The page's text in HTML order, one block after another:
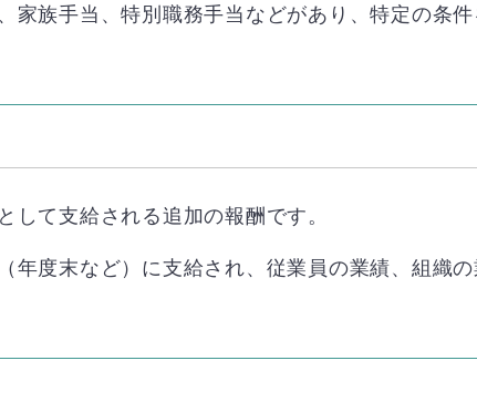
家族手当、特別職務手当などがあり、特定の条
して支給される追加の報酬です。
年度末など）に支給され、従業員の業績、組織